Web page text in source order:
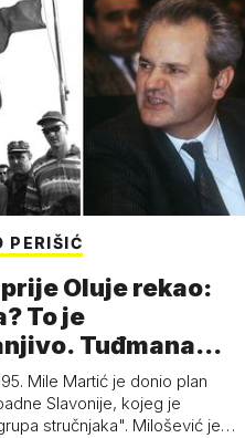
PERIŠIĆ
Oluje rekao:
To je
Tuđmana
Mile Martić je donio plan
Slavonije, kojeg je
stručnjaka". Milošević je…